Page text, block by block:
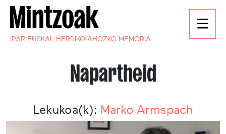
IPAR EUSKAL HERRIKO AHOZKO MEMORIA
Napartheid
Lekukoa(k): Marko Armspach